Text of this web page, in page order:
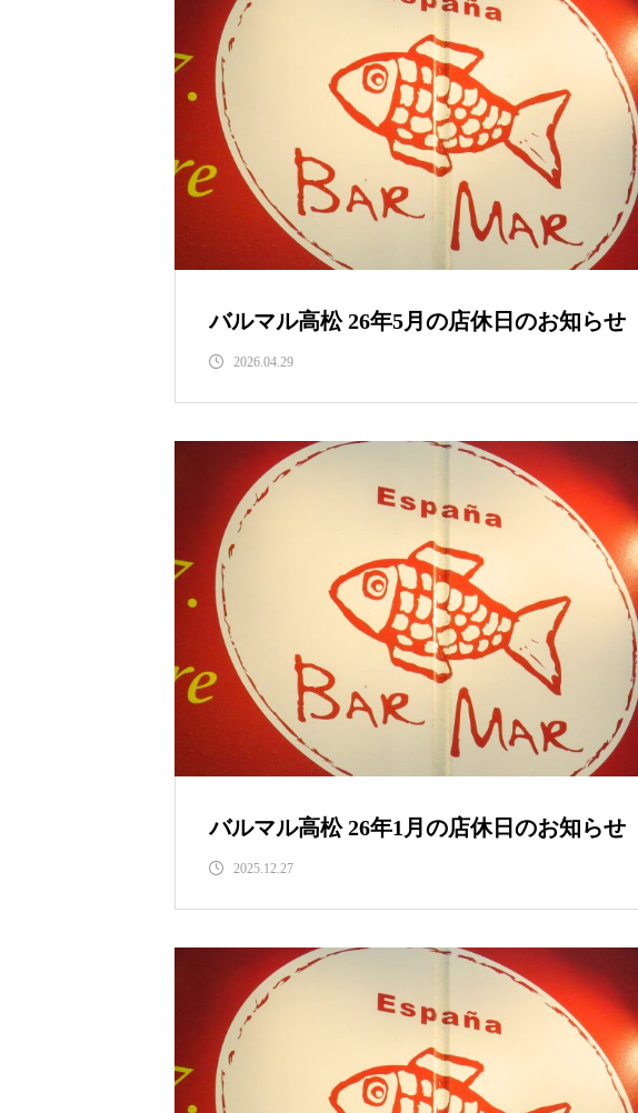
バルマル高松 26年5月の店休日のお知らせ
2026.04.29
バルマル高松 26年1月の店休日のお知らせ
2025.12.27